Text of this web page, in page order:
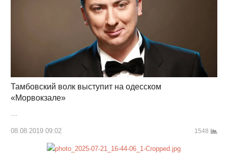
Тамбовский волк выступит на одесском
«Морвокзале»
08.08.2019 09:02 1548